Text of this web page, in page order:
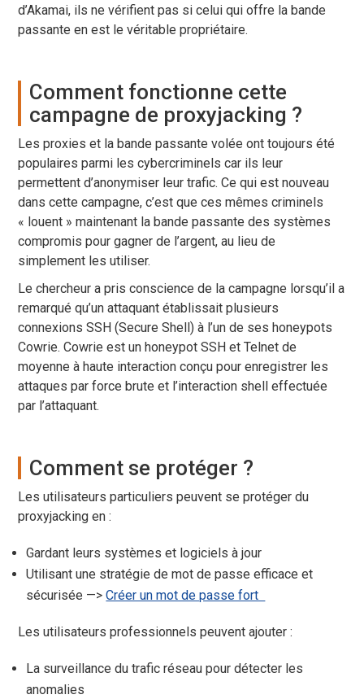
d’Akamai, ils ne vérifient pas si celui qui offre la bande
passante en est le véritable propriétaire.
Comment fonctionne cette
campagne de proxyjacking ?
Les proxies et la bande passante volée ont toujours été
populaires parmi les cybercriminels car ils leur
permettent d’anonymiser leur trafic. Ce qui est nouveau
dans cette campagne, c’est que ces mêmes criminels
« louent » maintenant la bande passante des systèmes
compromis pour gagner de l’argent, au lieu de
simplement les utiliser.
Le chercheur a pris conscience de la campagne lorsqu’il a
remarqué qu’un attaquant établissait plusieurs
connexions SSH (Secure Shell) à l’un de ses honeypots
Cowrie. Cowrie est un honeypot SSH et Telnet de
moyenne à haute interaction conçu pour enregistrer les
attaques par force brute et l’interaction shell effectuée
par l’attaquant.
Comment se protéger ?
Les utilisateurs particuliers peuvent se protéger du
proxyjacking en :
Gardant leurs systèmes et logiciels à jour
Utilisant une stratégie de mot de passe efficace et
sécurisée —>Créer un mot de passe fort
Les utilisateurs professionnels peuvent ajouter :
La surveillance du trafic réseau pour détecter les
anomalies